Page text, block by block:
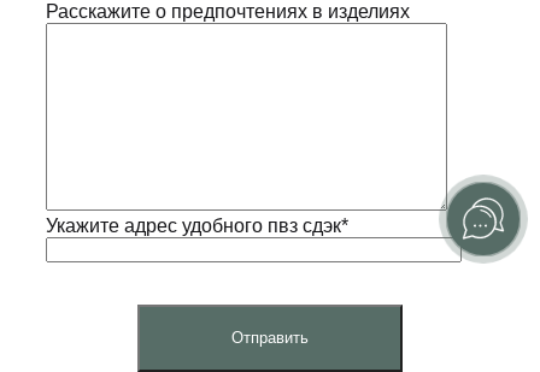
Расскажите о предпочтениях в изделиях
Укажите адрес удобного пвз сдэк*